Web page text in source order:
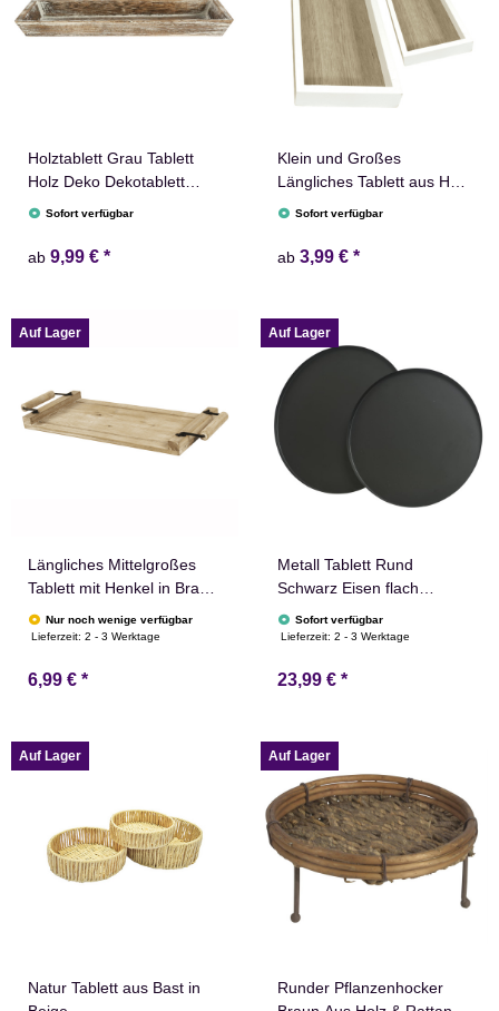
Holztablett Grau Tablett
Holz Deko Dekotablett
Naturdeko
Sofort verfügbar
ab 9,99 € *
Klein und Großes
Längliches Tablett aus Holz
in Braun Weiß
Sofort verfügbar
ab 3,99 € *
Auf Lager
Längliches Mittelgroßes
Tablett mit Henkel in Braun
aus Holz
Nur noch wenige verfügbar
Lieferzeit:2 - 3 Werktage
6,99 € *
Auf Lager
Metall Tablett Rund
Schwarz Eisen flach
Industriel 35 cm
Durchmesser
Sofort verfügbar
Lieferzeit:2 - 3 Werktage
23,99 € *
Auf Lager
Natur Tablett aus Bast in
Auf Lager
Runder Pflanzenhocker